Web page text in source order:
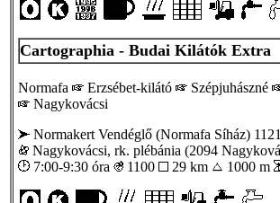
Cartographia - Budai Kilátók Extra
Normafa Erzsébet-kilátó Szépjuhászné
Nagykovácsi
Normakert Vendéglő (Normafa Síház)
Nagykovácsi, rk. plébánia (2094
7:00-9:30 óra
1100 29 km 1000 m